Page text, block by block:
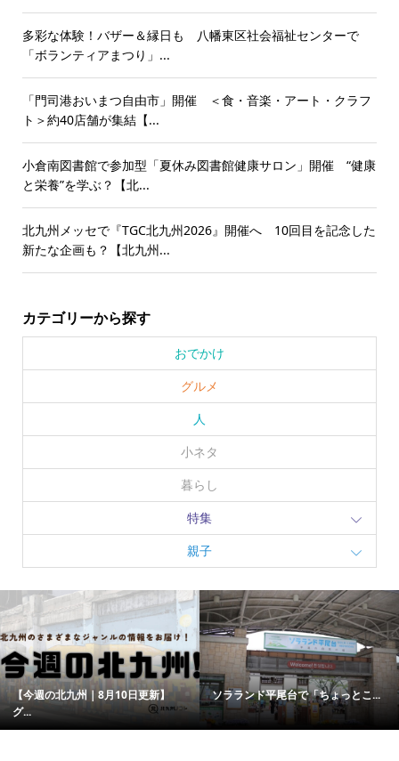
多彩な体験！バザー＆縁日も 八幡東区社会福祉センターで
「ボランティアまつり」...
「門司港おいまつ自由市」開催 ＜食・音楽・アート・クラフ
ト＞約40店舗が集結【...
小倉南図書館で参加型「夏休み図書館健康サロン」開催 “健康
と栄養”を学ぶ？【北...
北九州メッセで『TGC北九州2026』開催へ 10回目を記念した
新たな企画も？【北九州...
カテゴリーから探す
おでかけ
グルメ
人
小ネタ
暮らし
特集
親子
【今週の北九州｜8月10日更新】
グ...
ソラランド平尾台で「ちょっとこ...